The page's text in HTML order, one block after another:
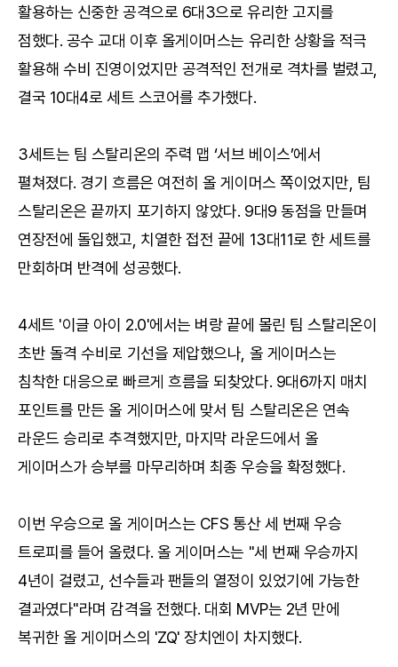
활용하는 신중한 공격으로 6대3으로 유리한 고지를
점했다. 공수 교대 이후 올게이머스는 유리한 상황을 적극
활용해 수비 진영이었지만 공격적인 전개로 격차를 벌렸고,
결국 10대4로 세트 스코어를 추가했다.
3세트는 팀 스탈리온의 주력 맵 ‘서브 베이스’에서
펼쳐졌다. 경기 흐름은 여전히 올 게이머스 쪽이었지만, 팀
스탈리온은 끝까지 포기하지 않았다. 9대9 동점을 만들며
연장전에 돌입했고, 치열한 접전 끝에 13대11로 한 세트를
만회하며 반격에 성공했다.
4세트 '이글 아이 2.0'에서는 벼랑 끝에 몰린 팀 스탈리온이
초반 돌격 수비로 기선을 제압했으나, 올 게이머스는
침착한 대응으로 빠르게 흐름을 되찾았다. 9대6까지 매치
포인트를 만든 올 게이머스에 맞서 팀 스탈리온은 연속
라운드 승리로 추격했지만, 마지막 라운드에서 올
게이머스가 승부를 마무리하며 최종 우승을 확정했다.
이번 우승으로 올 게이머스는 CFS 통산 세 번째 우승
트로피를 들어 올렸다. 올 게이머스는 "세 번째 우승까지
4년이 걸렸고, 선수들과 팬들의 열정이 있었기에 가능한
결과였다"라며 감격을 전했다. 대회 MVP는 2년 만에
복귀한 올 게이머스의 'ZQ' 장치엔이 차지했다.